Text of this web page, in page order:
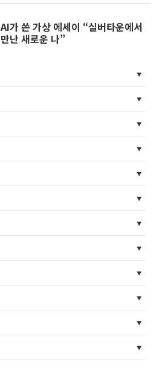
AI가 쓴 가상 에세이 “실버타운에서
만난 새로운 나”